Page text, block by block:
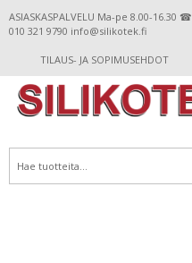
ASIASKASPALVELU Ma-pe 8.00-16.30 ☎
010 321 9790 info@silikotek.fi
TILAUS- JA SOPIMUSEHDOT